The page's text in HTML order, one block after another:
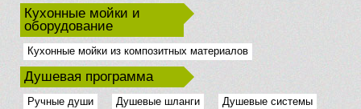
Кухонные мойки и
оборудование
Кухонные мойки из композитных материалов
Душевая программа
Ручные души Душевые шланги
Душевые системы